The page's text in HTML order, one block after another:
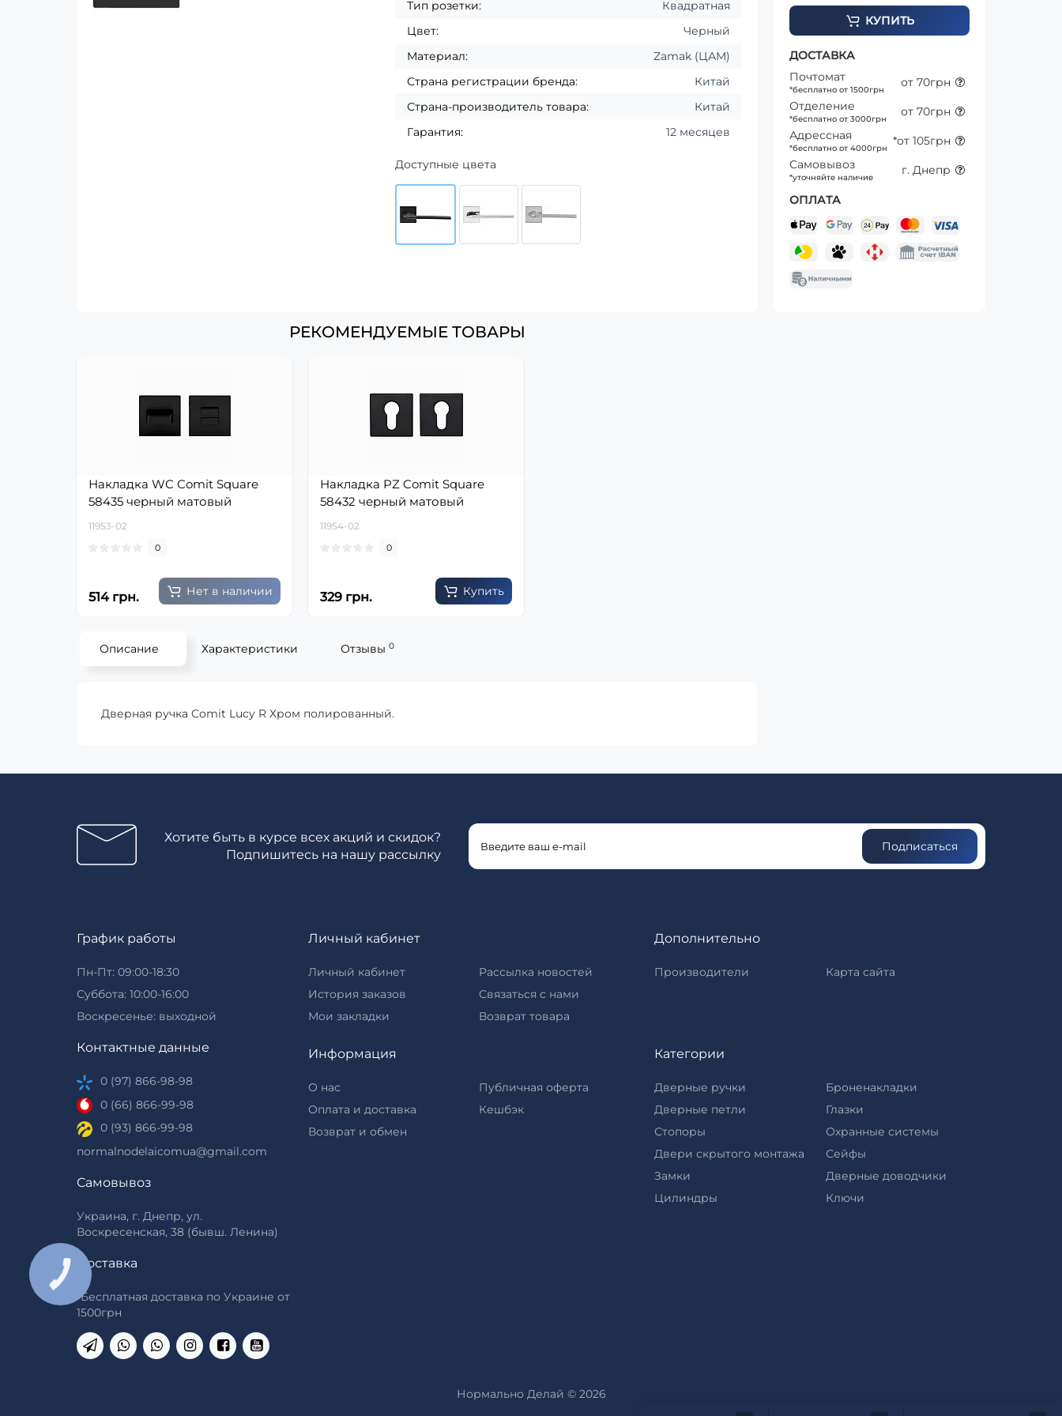
Тип розетки:
Квадратная
Цвет:
Черный
Материал:
Zamak (ЦАМ)
Страна регистрации бренда:
Китай
Страна-производитель товара:
Китай
Гарантия:
12 месяцев
Доступные цвета
КУПИТЬ
ДОСТАВКА
Почтомат
*бесплатно от 1500грн
от 70грн
Отделение
*бесплатно от 3000грн
от 70грн
Адрессная
*бесплатно от 4000грн
*от 105грн
Самовывоз
*уточняйте наличие
г. Днепр
ОПЛАТА
РЕКОМЕНДУЕМЫЕ ТОВАРЫ
Накладка WC Comit Square
58435 черный матовый
11953-02
0
514 грн. Нет в наличии
Накладка PZ Comit Square
58432 черный матовый
11954-02
0
329 грн. Купить
Описание Характеристики Отзывы 0
Дверная ручка Comit Lucy R Хром полированный.
Хотите быть в курсе всех акций и скидок?
Подпишитесь на нашу рассылку
Подписаться
График работы
Пн-Пт: 09:00-18:30
Суббота: 10:00-16:00
Воскресенье: выходной
Контактные данные
0 (97) 866-98-98
0 (66) 866-99-98
0 (93) 866-99-98
normalnodelaicomua@gmail.com
Самовывоз
Украина, г. Днепр, ул.
Воскресенская, 38 (бывш. Ленина)
Доставка
*Бесплатная доставка по Украине от
1500грн
Личный кабинет
Личный кабинет
История заказов
Мои закладки
Рассылка новостей
Связаться с нами
Возврат товара
Дополнительно
Производители Карта сайта
Информация
О нас
Оплата и доставка
Возврат и обмен
Публичная оферта
Кешбэк
Категории
Дверные ручки
Дверные петли
Стопоры
Двери скрытого монтажа
Замки
Цилиндры
Броненакладки
Глазки
Охранные системы
Сейфы
Дверные доводчики
Ключи
Нормально Делай © 2026
КНОПКА
ЗВ'ЯЗКУ